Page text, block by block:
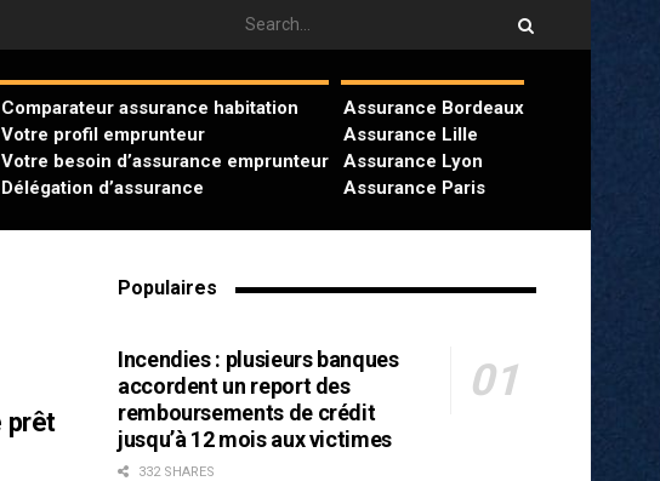
Comparateur assurance habitation
Votre profil emprunteur
Votre besoin d’assurance emprunteur
Délégation d’assurance
Assurance Bordeaux
Assurance Lille
Assurance Lyon
Assurance Paris
prêt
Populaires
Incendies : plusieurs banques
accordent un report des
remboursements de crédit
jusqu’à 12 mois aux victimes
332 SHARES